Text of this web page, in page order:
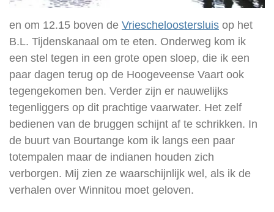
en om 12.15 boven de Vriescheloostersluis op het
B.L. Tijdenskanaal om te eten. Onderweg kom ik
een stel tegen in een grote open sloep, die ik een
paar dagen terug op de Hoogeveense Vaart ook
tegengekomen ben. Verder zijn er nauwelijks
tegenliggers op dit prachtige vaarwater. Het zelf
bedienen van de bruggen schijnt af te schrikken. In
de buurt van Bourtange kom ik langs een paar
totempalen maar de indianen houden zich
verborgen. Mij zien ze waarschijnlijk wel, als ik de
verhalen over Winnitou moet geloven.